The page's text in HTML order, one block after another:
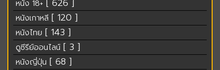
หนัง 18+ [ 626 ]
หนังเกาหลี [ 120 ]
หนังไทย [ 143 ]
ดูซีรีย์ออนไลน์ [ 3 ]
หนังญี่ปุ่น [ 68 ]